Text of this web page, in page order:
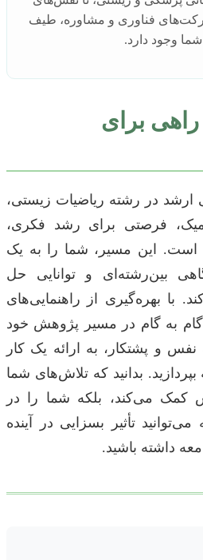
فناوری و مشاوره، طیف
وجود دارد.
برای
ارشد در رشته ریاضیات زیستی،
فرصتی برای رشد فکری،
این مسیر، شما را به یک
بین‌رشته‌ای و توانایی حل
با بهره‌گیری از راهنمایی‌های
گام به گام در مسیر پژوهش خود
نفس و پشتکار، به ارائه یک کار
بدانید که تلاش‌های شما
کمک می‌کند، بلکه شما را در
تأثیر بسزایی در آینده
داشته باشید.